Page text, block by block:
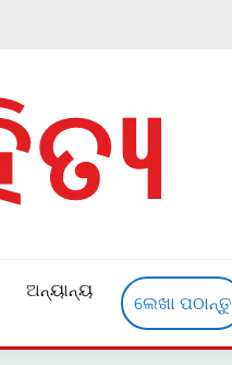
ଅନ୍ୟାନ୍ୟ
ଲେଖା ପଠାନ୍ତୁ